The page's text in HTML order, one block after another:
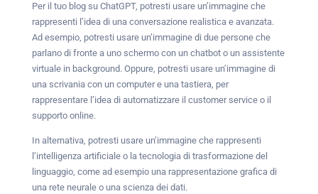
Per il tuo blog su ChatGPT, potresti usare un’immagine che
rappresenti l’idea di una conversazione realistica e avanzata.
Ad esempio, potresti usare un’immagine di due persone che
parlano di fronte a uno schermo con un chatbot o un assistente
virtuale in background. Oppure, potresti usare un’immagine di
una scrivania con un computer e una tastiera, per
rappresentare l’idea di automatizzare il customer service o il
supporto online.
In alternativa, potresti usare un’immagine che rappresenti
l’intelligenza artificiale o la tecnologia di trasformazione del
linguaggio, come ad esempio una rappresentazione grafica di
una rete neurale o una scienza dei dati.